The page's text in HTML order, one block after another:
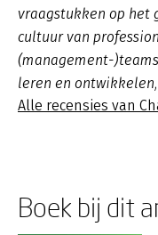
vraagstukken op het
cultuur van
(management-
leren en
Alle recensies van
Boek bij dit